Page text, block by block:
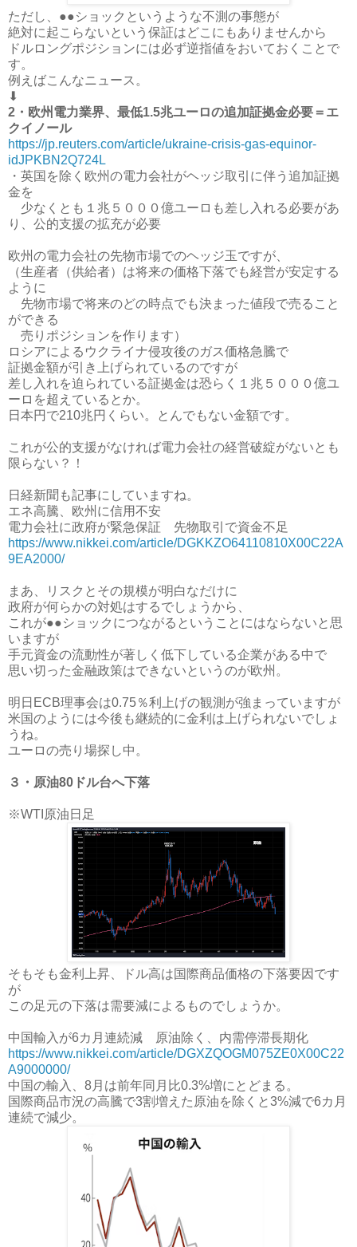
ただし、●●ショックというような不測の事態が
絶対に起こらないという保証はどこにもありませんから
ドルロングポジションには必ず逆指値をおいておくことで
す。
例えばこんなニュース。
⬇
2・欧州電力業界、最低1.5兆ユーロの追加証拠金必要＝エ
クイノール
https://jp.reuters.com/article/ukraine-crisis-gas-equinor-
idJPKBN2Q724L
・英国を除く欧州の電力会社がヘッジ取引に伴う追加証拠
金を
少なくとも１兆５０００億ユーロも差し入れる必要があ
り、公的支援の拡充が必要
欧州の電力会社の先物市場でのヘッジ玉ですが、
（生産者（供給者）は将来の価格下落でも経営が安定する
ように
先物市場で将来のどの時点でも決まった値段で売ること
ができる
売りポジションを作ります）
ロシアによるウクライナ侵攻後のガス価格急騰で
証拠金額が引き上げられているのですが
差し入れを迫られている証拠金は恐らく１兆５０００億ユ
ーロを超えているとか。
日本円で210兆円くらい。とんでもない金額です。
これが公的支援がなければ電力会社の経営破綻がないとも
限らない？！
日経新聞も記事にしていますね。
エネ高騰、欧州に信用不安
電力会社に政府が緊急保証 先物取引で資金不足
https://www.nikkei.com/article/DGKKZO64110810X00C22A
9EA2000/
まあ、リスクとその規模が明白なだけに
政府が何らかの対処はするでしょうから、
これが●●ショックにつながるということにはならないと思
いますが
手元資金の流動性が著しく低下している企業がある中で
思い切った金融政策はできないというのが欧州。
明日ECB理事会は0.75％利上げの観測が強まっていますが
米国のようには今後も継続的に金利は上げられないでしょ
うね。
ユーロの売り場探し中。
３・原油80ドル台へ下落
※WTI原油日足
そもそも金利上昇、ドル高は国際商品価格の下落要因です
が
この足元の下落は需要減によるものでしょうか。
中国輸入が6カ月連続減 原油除く、内需停滞長期化
https://www.nikkei.com/article/DGXZQOGM075ZE0X00C22
A9000000/
中国の輸入、8月は前年同月比0.3%増にとどまる。
国際商品市況の高騰で3割増えた原油を除くと3%減で6カ月
連続で減少。